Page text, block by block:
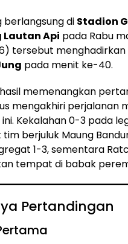
berlangsung di Stadion
Lautan Api pada Rabu
tersebut
pada menit ke-40.
memenangkan
mengakhiri perjalanan
Kekalahan 0-3 pada
berjuluk Maung
1-3, sementara
tempat di babak
Pertandingan